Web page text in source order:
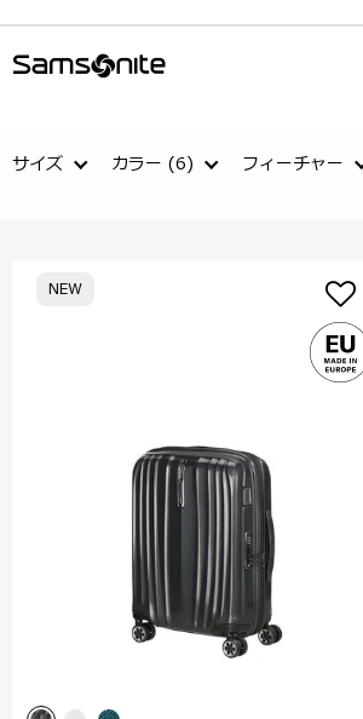
サイズ カラー (6) フィーチャー
NEW